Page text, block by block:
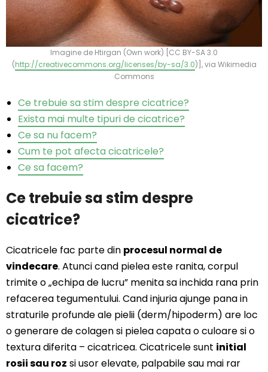
Contact
Imagine de Htirgan (Own work) [CC BY-SA 3.0
(http://creativecommons.org/licenses/by-sa/3.0)], via Wikimedia
Commons
Ce trebuie sa stim despre cicatrice?
Exista mai multe tipuri de cicatrice?
Ce sa nu facem?
Cum te pot afecta cicatricele?
Ce sa facem?
Ce trebuie sa stim despre
cicatrice?
Cicatricele fac parte din procesul normal de
vindecare. Atunci cand pielea este ranita, corpul
trimite o „echipa de lucru” menita sa inchida rana prin
refacerea tegumentului. Cand injuria ajunge pana in
straturile profunde ale pielii (derm/hipoderm) are loc
o generare de colagen si pielea capata o culoare si o
textura diferita – cicatricea. Cicatricele sunt initial
rosii sau roz si usor elevate, palpabile sau mai rar